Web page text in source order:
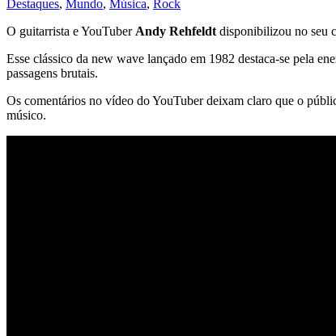
Destaques, Mundo, Música, Rock
O guitarrista e YouTuber Andy Rehfeldt disponibilizou no seu
Esse clássico da new wave lançado em 1982 destaca-se pela
passagens brutais.
Os comentários no vídeo do YouTuber deixam claro que o
músico.